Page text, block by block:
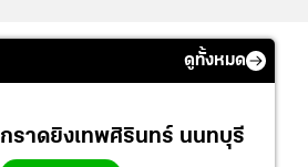
ดูทั้งหมด
กราดยิงเทพศิรินทร์ นนทบุรี